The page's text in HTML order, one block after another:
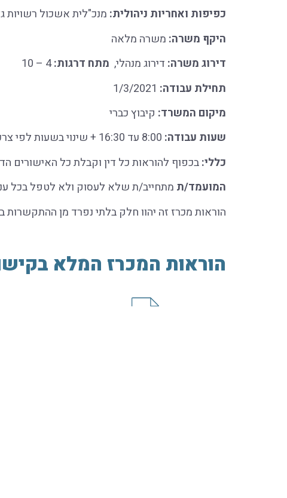
כפיפות ואחריות ניהולית: מנכ"לית אשכול רשויות
היקף משרה: משרה מלאה
דירוג משרה: דירוג מנהלי, מתח דרגות:4 – 10
תחילת עבודה:
מיקום המשרד: קיבוץ כברי
שעות עבודה: 8:00 עד 16:30 + שינוי בשעות לפי צרכי האשכול
כללי:בכפוף להוראות כל דין וקבלת כל האישורים
המועמד/ת מתחייב/ת שלא לעסוק ולא לטפל בכל
הוראות מכרז זה יהוו חלק בלתי נפרד מן ההתקשרות
הוראות המכרז המלא